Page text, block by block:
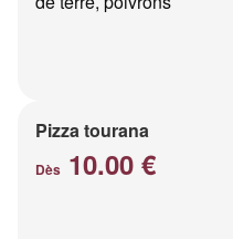
Pizza tourana
Dès 10.00 €